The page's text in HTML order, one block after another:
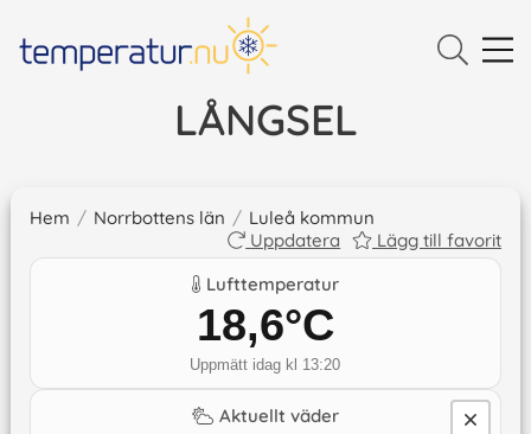
LÅNGSEL
Hem / Norrbottens län / Luleå kommun
Uppdatera
Lägg till favorit
Lufttemperatur
18,6°C
Uppmätt idag kl 13:20
Aktuellt väder